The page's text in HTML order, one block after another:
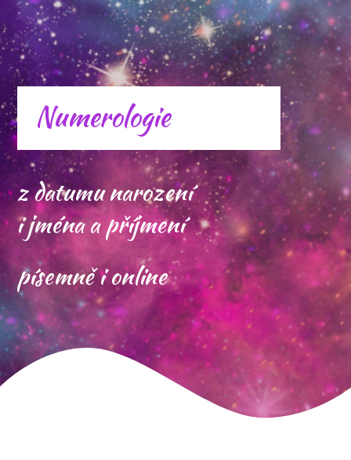
Numerologie
z datumu narození
i jména a příjmení
písemně i online